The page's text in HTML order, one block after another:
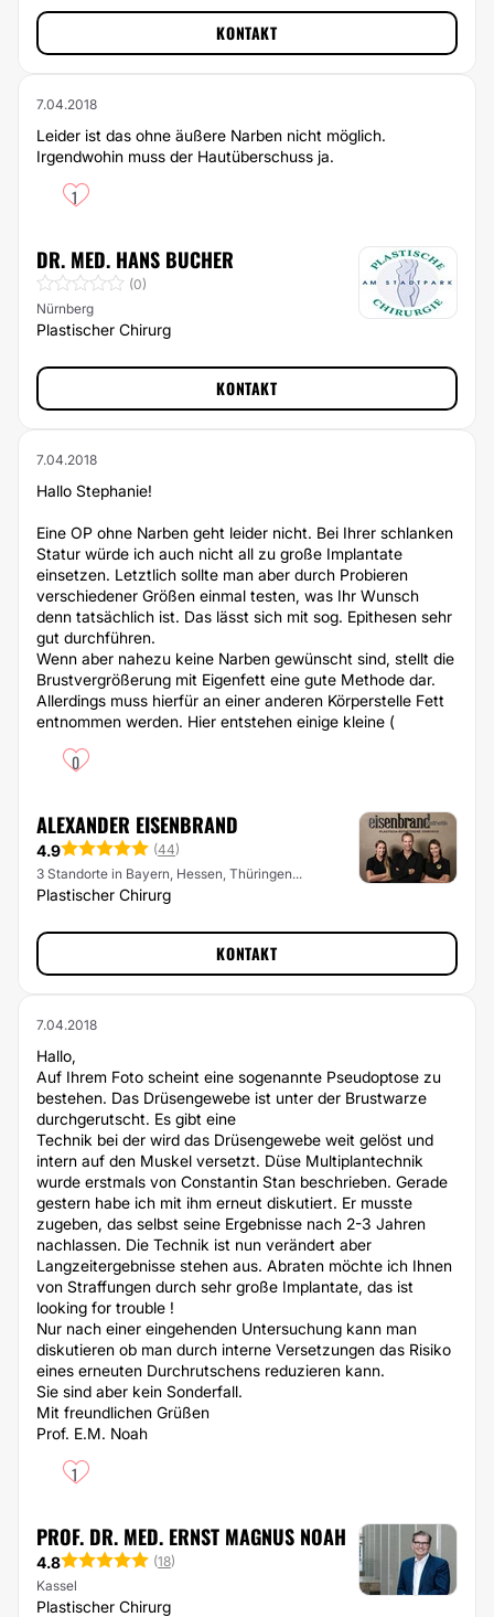
KONTAKT
7.04.2018
Leider ist das ohne äußere Narben nicht möglich.
Irgendwohin muss der Hautüberschuss ja.
1
DR. MED. HANS BUCHER
(0)
Nürnberg
Plastischer Chirurg
KONTAKT
7.04.2018
Hallo Stephanie!
Eine OP ohne Narben geht leider nicht. Bei Ihrer schlanken
Statur würde ich auch nicht all zu große Implantate
einsetzen. Letztlich sollte man aber durch Probieren
verschiedener Größen einmal testen, was Ihr Wunsch
denn tatsächlich ist. Das lässt sich mit sog. Epithesen sehr
gut durchführen.
Wenn aber nahezu keine Narben gewünscht sind, stellt die
Brustvergrößerung mit Eigenfett eine gute Methode dar.
Allerdings muss hierfür an einer anderen Körperstelle Fett
entnommen werden. Hier entstehen einige kleine (
0
ALEXANDER EISENBRAND
4.9 (44)
3 Standorte in Bayern, Hessen, Thüringen...
Plastischer Chirurg
KONTAKT
7.04.2018
Hallo,
Auf Ihrem Foto scheint eine sogenannte Pseudoptose zu
bestehen. Das Drüsengewebe ist unter der Brustwarze
durchgerutscht. Es gibt eine
Technik bei der wird das Drüsengewebe weit gelöst und
intern auf den Muskel versetzt. Düse Multiplantechnik
wurde erstmals von Constantin Stan beschrieben. Gerade
gestern habe ich mit ihm erneut diskutiert. Er musste
zugeben, das selbst seine Ergebnisse nach 2-3 Jahren
nachlassen. Die Technik ist nun verändert aber
Langzeitergebnisse stehen aus. Abraten möchte ich Ihnen
von Straffungen durch sehr große Implantate, das ist
looking for trouble !
Nur nach einer eingehenden Untersuchung kann man
diskutieren ob man durch interne Versetzungen das Risiko
eines erneuten Durchrutschens reduzieren kann.
Sie sind aber kein Sonderfall.
Mit freundlichen Grüßen
Prof. E.M. Noah
1
PROF. DR. MED. ERNST MAGNUS NOAH
4.8 (18)
Kassel
Plastischer Chirurg